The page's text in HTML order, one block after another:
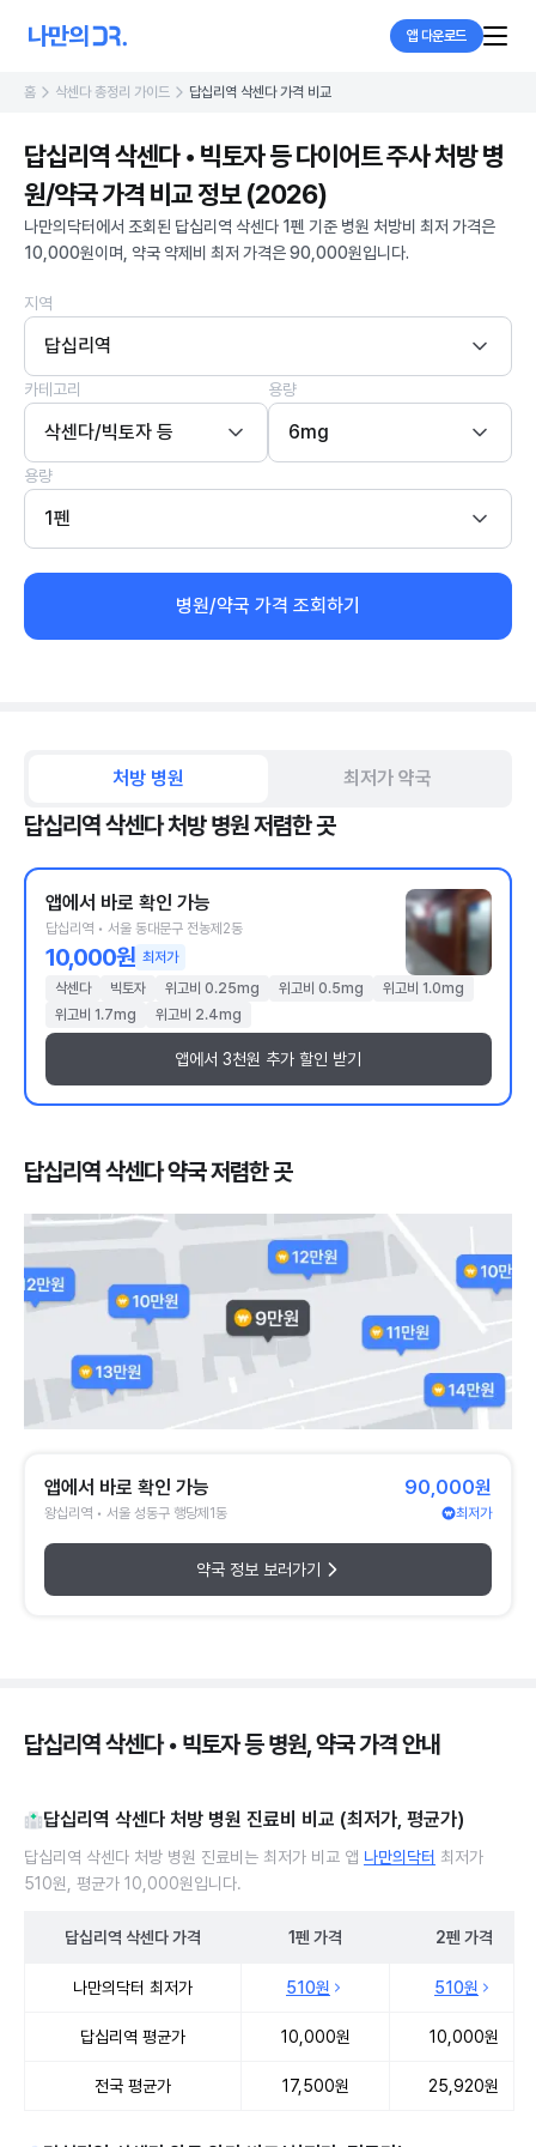
앱 다운로드
홈 삭센다 총정리 가이드 답십리역 삭센다 가격 비교
답십리역 삭센다 • 빅토자 등 다이어트 주사 처방 병
원/약국 가격 비교 정보 (2026)
나만의닥터에서 조회된 답십리역 삭센다 1펜 기준 병원 처방비 최저 가격은
10,000원이며, 약국 약제비 최저 가격은 90,000원입니다.
지역
답십리역
카테고리
삭센다/빅토자 등
용량
6mg
용량
1펜
병원/약국 가격 조회하기
처방 병원 최저가 약국
답십리역 삭센다 처방 병원 저렴한 곳
앱에서 바로 확인 가능
답십리역 • 서울 동대문구 전농제2동
10,000원 최저가
삭센다
빅토자 위고비 0.25mg 위고비 0.5mg
위고비 1.0mg
위고비 1.7mg
위고비 2.4mg
앱에서 3천원 추가 할인 받기
답십리역 삭센다 약국 저렴한 곳
앱에서 바로 확인 가능
왕십리역 • 서울 성동구 행당제1동
90,000원
최저가
약국 정보 보러가기
답십리역 삭센다 • 빅토자 등 병원, 약국 가격 안내
답십리역 삭센다 처방 병원 진료비 비교 (최저가, 평균가)
답십리역 삭센다 처방 병원 진료비는 최저가 비교 앱 나만의닥터 최저가
510원, 평균가 10,000원입니다.
답십리역 삭센다가격 1펜 가격 2펜 가격
나만의닥터 최저가 510원 510원
답십리역 평균가 10,000원 10,000원
전국 평균가 17,500원 25,920원